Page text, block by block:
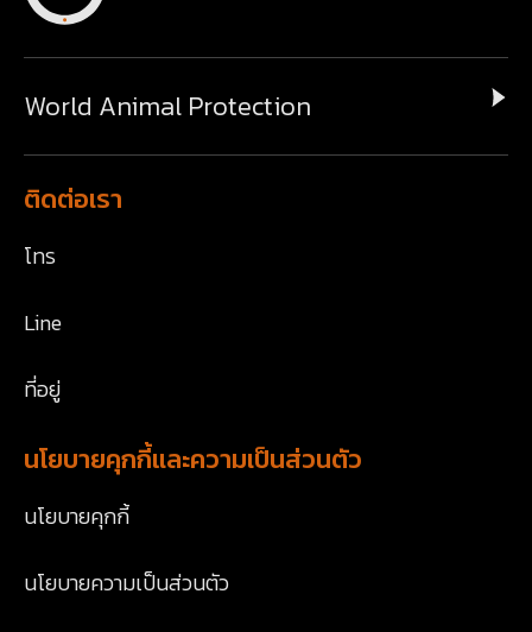
World Animal Protection
ติดต่อเรา
โทร
Line
ที่อยู่
นโยบายคุกกี้และความเป็นส่วนตัว
นโยบายคุกกี้
นโยบายความเป็นส่วนตัว